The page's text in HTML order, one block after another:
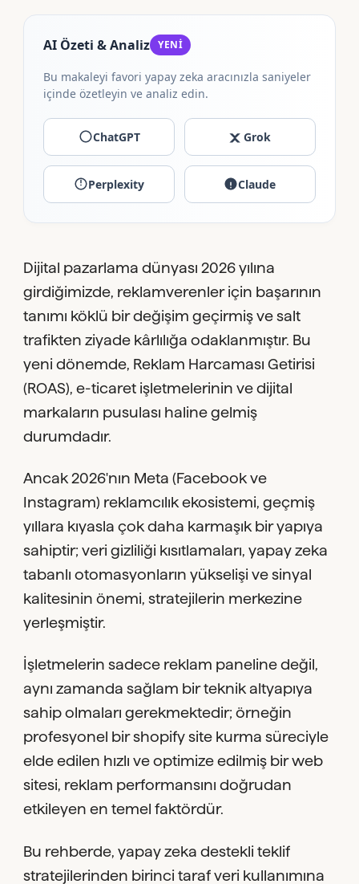
AI Özeti & Analiz YENİ
Bu makaleyi favori yapay zeka aracınızla saniyeler
içinde özetleyin ve analiz edin.
ChatGPT Grok
Perplexity Claude
Dijital pazarlama dünyası 2026 yılına
girdiğimizde, reklamverenler için başarının
tanımı köklü bir değişim geçirmiş ve salt
trafikten ziyade kârlılığa odaklanmıştır. Bu
yeni dönemde, Reklam Harcaması Getirisi
(ROAS), e-ticaret işletmelerinin ve dijital
markaların pusulası haline gelmiş
durumdadır.
Ancak 2026'nın Meta (Facebook ve
Instagram) reklamcılık ekosistemi, geçmiş
yıllara kıyasla çok daha karmaşık bir yapıya
sahiptir; veri gizliliği kısıtlamaları, yapay zeka
tabanlı otomasyonların yükselişi ve sinyal
kalitesinin önemi, stratejilerin merkezine
yerleşmiştir.
İşletmelerin sadece reklam paneline değil,
aynı zamanda sağlam bir teknik altyapıya
sahip olmaları gerekmektedir; örneğin
profesyonel bir shopify site kurma süreciyle
elde edilen hızlı ve optimize edilmiş bir web
sitesi, reklam performansını doğrudan
etkileyen en temel faktördür.
Bu rehberde, yapay zeka destekli teklif
stratejilerinden birinci taraf veri kullanımına